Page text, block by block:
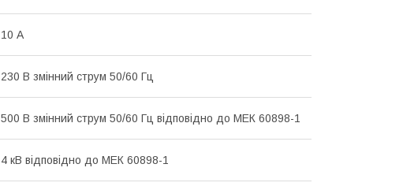
10 А
230 В змінний струм 50/60 Гц
500 В змінний струм 50/60 Гц відповідно до МЕК 60898-1
4 кВ відповідно до МЕК 60898-1